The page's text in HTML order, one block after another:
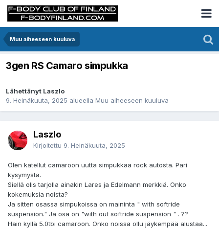
Muu aiheeseen kuuluva
3gen RS Camaro simpukka
Lähettänyt Laszlo
9. Heinäkuuta, 2025 alueella Muu aiheeseen kuuluva
Laszlo
Kirjoitettu 9. Heinäkuuta, 2025
Olen katellut camaroon uutta simpukkaa rock autosta. Pari
kysymystä.
Siellä olis tarjolla ainakin Lares ja Edelmann merkkiä. Onko
kokemuksia noista?
Ja sitten osassa simpukoissa on maininta " with softride
suspension." Ja osa on "with out softride suspension " . ??
Hain kyllä 5.0tbi camaroon. Onko noissa ollu jäykempää alustaa...